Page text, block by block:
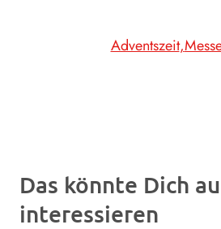
Adventszeit Messe
Das könnte Dich
interessieren